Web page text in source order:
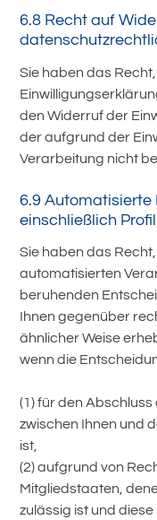
6.8 Recht auf
Sie haben das
den Widerruf der
der aufgrund der
Verarbeitung nicht
6.9 Automatisierte
einschließlich
Sie haben das
automatisierten
beruhenden
Ihnen gegenüber
ähnlicher Weise
wenn die
(1) für den
zwischen Ihnen und
ist,
(2) aufgrund von
Mitgliedstaaten,
zulässig ist und